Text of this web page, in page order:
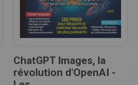
ChatGPT Images, la
révolution d'OpenAI -